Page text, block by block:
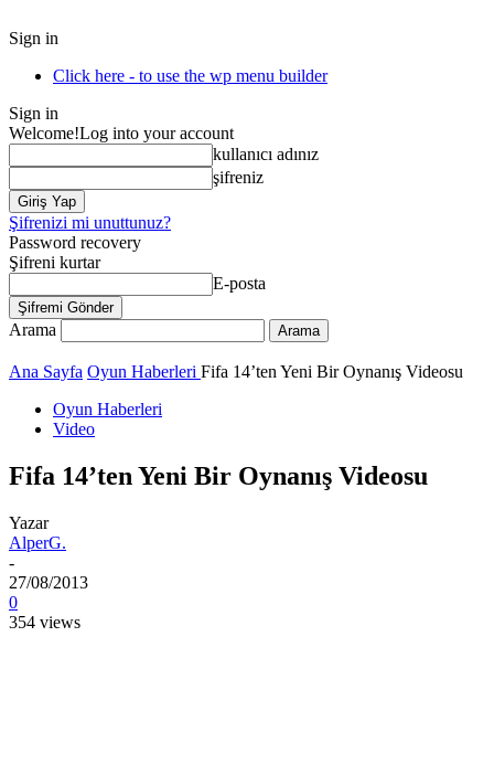
Sign in
Click here - to use the wp menu builder
Sign in
Welcome!Log into your account
kullanıcı adınız
şifreniz
Şifrenizi mi unuttunuz?
Password recovery
Şifreni kurtar
E-posta
Arama
Ana Sayfa Oyun Haberleri Fifa 14’ten Yeni Bir Oynanış Videosu
Oyun Haberleri
Video
Fifa 14’ten Yeni Bir Oynanış Videosu
Yazar
AlperG.
-
27/08/2013
0
354 views